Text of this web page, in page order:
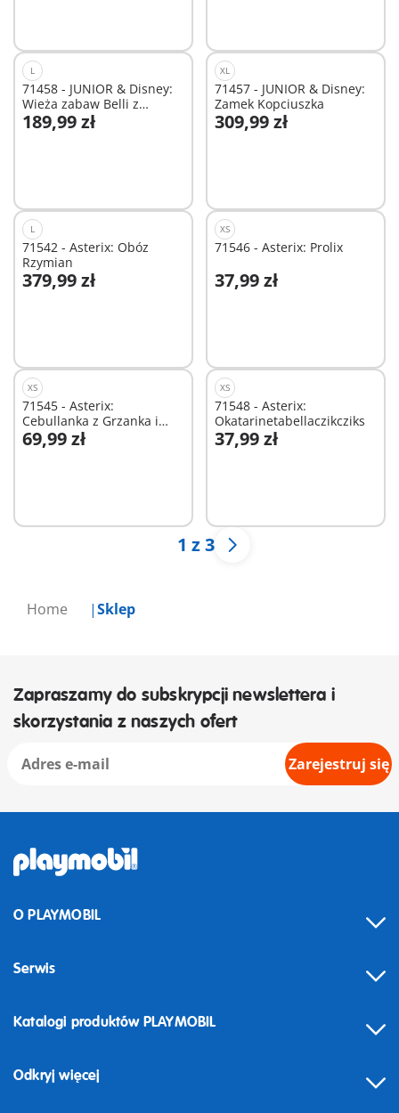
Home Sklep
L
71458 - JUNIOR & Disney:
Wieża zabaw Belli z
melodią
189,99 zł
Dodaj do koszyka
XL
71457 - JUNIOR & Disney:
Zamek Kopciuszka
309,99 zł
Dodaj do koszyka
L
71542 - Asterix: Obóz
Rzymian
379,99 zł
Dodaj do koszyka
XS
71546 - Asterix: Prolix
37,99 zł
Dodaj do koszyka
XS
71545 - Asterix:
Cebullanka z Grzanka i
Pepe
69,99 zł
Dodaj do koszyka
XS
71548 - Asterix:
Okatarinetabellaczikcziks
37,99 zł
Dodaj do koszyka
1 z 3
Zapraszamy do subskrypcji newslettera i
skorzystania z naszych ofert
Zarejestruj się
O PLAYMOBIL
Serwis
Odstąpienie od umowy
Katalogi produktów PLAYMOBIL
Odkryj więcej